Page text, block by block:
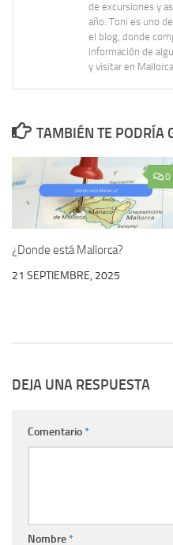
de excursiones y
año. Toni es uno
el blog, donde
información de
y visitar en
TAMBIÉN TE PODRÍA
0
¿Donde está Mallorca?
21 SEPTIEMBRE, 2025
DEJA UNA RESPUESTA
Comentario*
Nombre*